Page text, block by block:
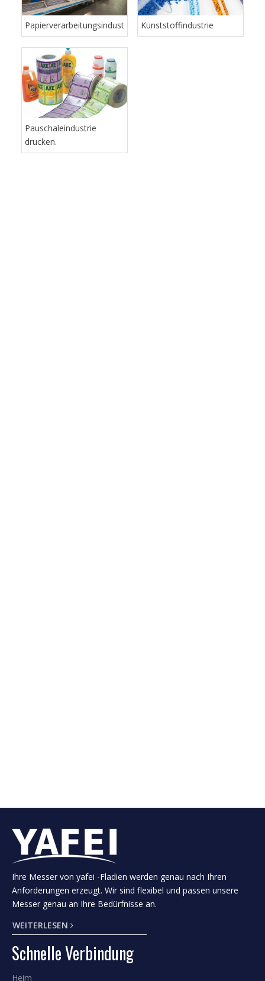
Wrap-Wrap-Wrap-Messer und Case-
Kegelmesser. Messer werden aus einer
Vielzahl von Materialien hergestellt,
darunter Edelstahl, D-2,
Hochgeschwindigkeitsstahl und
Hartmetall. Wir stocken ein breites
Sortiment an Messern und können
benutzerdefinierte Klingen erstellen, die
Sie möglicherweise benötigen.